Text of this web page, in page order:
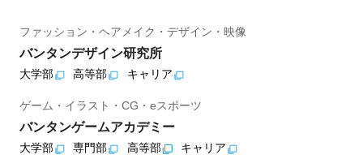
ファッション・ヘアメイク・デザイン・映像
バンタンデザイン研究所
大学部 高等部 キャリア
ゲーム・イラスト・CG・eスポーツ
バンタンゲームアカデミー
大学部 専門部 高等部 キャリア